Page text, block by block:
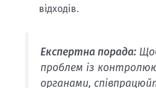
відходів.
Експертна порада:
проблем із
органами,